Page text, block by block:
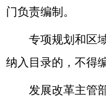
门负责编制。
专项规划和区域
纳入目录的，不得
发展改革主管部